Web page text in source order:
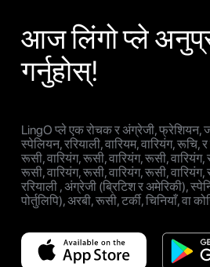
आज लिंगो प्ले
गर्नुहोस्!
LingO प्ले एक रोचक र अंग्रेजी, फ्रेशियन,
स्पेलियन, ररियाली, वारियम, वारियंग, रूचि, र
रूसी, वारियंग, रूसी, वारियंग, रूसी, वारियंग,
रूसी, वारियंग, रूसी, वारियंग, रूसी,
ररियाली , अंग्रेजी (ब्रिटिश र अमेरिकी),
पोर्तुलिपि), अरबी, रूसी, टर्की, चिनियाँ, वा